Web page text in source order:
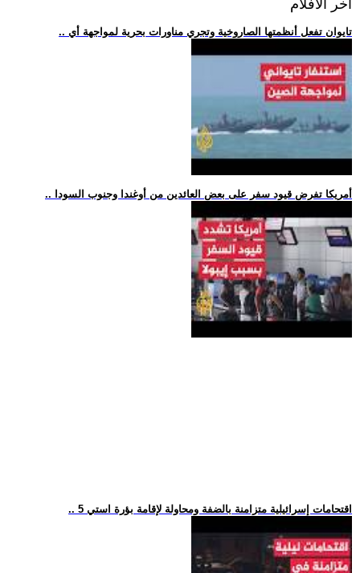
اخر الافلام
.. تايوان تفعل أنظمتها الصاروخية وتجري مناورات بحرية لمواجهة أي
.. أمريكا تفرض قيود سفر على بعض العائدين من أوغندا وجنوب السودا
.. 5 اقتحامات إسرائيلية متزامنة بالضفة ومحاولة لإقامة بؤرة استي